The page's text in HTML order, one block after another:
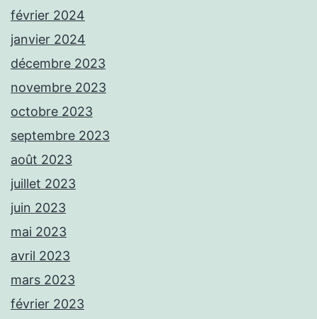
février 2024
janvier 2024
décembre 2023
novembre 2023
octobre 2023
septembre 2023
août 2023
juillet 2023
juin 2023
mai 2023
avril 2023
mars 2023
février 2023